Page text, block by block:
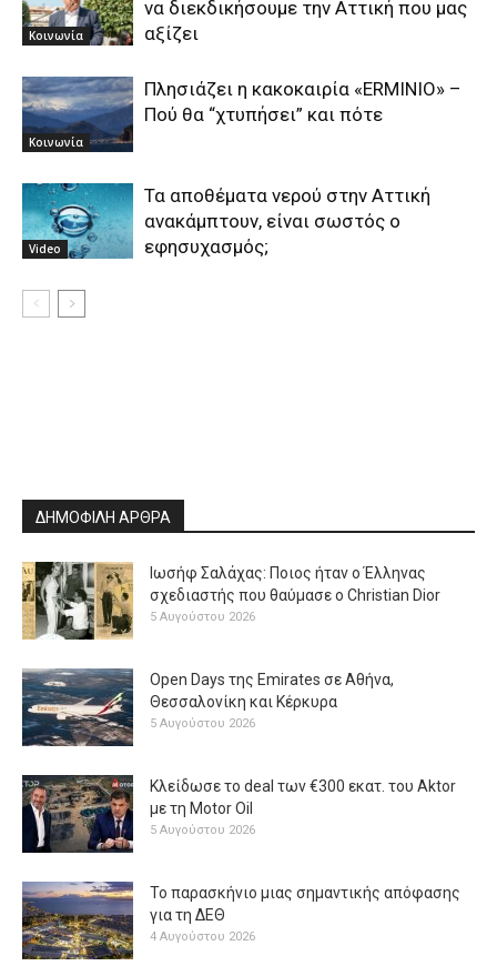
Κοινωνία
να διεκδικήσουμε την Αττική που μας
αξίζει
Κοινωνία
Πλησιάζει η κακοκαιρία «ERMINIO» –
Πού θα “χτυπήσει” και πότε
Video
Τα αποθέματα νερού στην Αττική
ανακάμπτουν, είναι σωστός ο
εφησυχασμός;
ΔΗΜΟΦΙΛΗ ΑΡΘΡΑ
Ιωσήφ Σαλάχας: Ποιος ήταν ο Έλληνας
σχεδιαστής που θαύμασε ο Christian Dior
5 Αυγούστου 2026
Open Days της Emirates σε Αθήνα,
Θεσσαλονίκη και Κέρκυρα
5 Αυγούστου 2026
Κλείδωσε το deal των €300 εκατ. του Aktor
με τη Μotor Oil
5 Αυγούστου 2026
Το παρασκήνιο μιας σημαντικής απόφασης
για τη ΔΕΘ
4 Αυγούστου 2026